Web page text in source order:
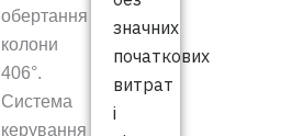
обертання
колони
406°.
Система
керування
значних
початкових
витрат
і